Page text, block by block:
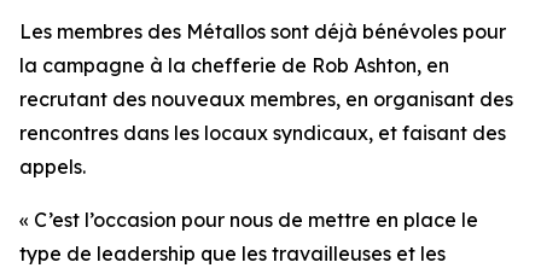
Les membres des Métallos sont déjà bénévoles pour
la campagne à la chefferie de Rob Ashton, en
recrutant des nouveaux membres, en organisant des
rencontres dans les locaux syndicaux, et faisant des
appels.
« C’est l’occasion pour nous de mettre en place le
type de leadership que les travailleuses et les